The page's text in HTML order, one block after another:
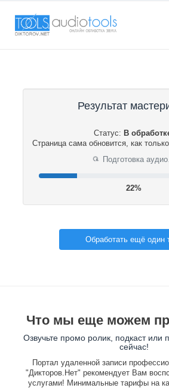
Результат
Статус: В
Страница сама обновится, как
⟳ Подготовка
22%
Обработать ещё один
Что мы еще можем
Озвучьте промо ролик, подкаст или
сейчас!
Портал удаленной записи
"Дикторов.Нет" рекомендует Вам
услугами! Минимальные тарифы на